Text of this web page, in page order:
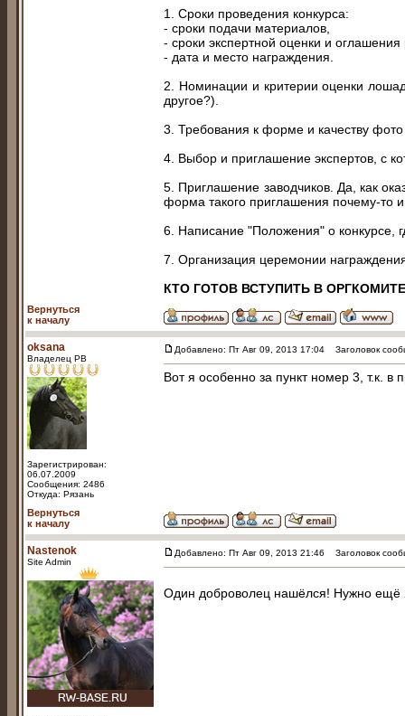
1. Сроки проведения конкурса:
- сроки подачи материалов,
- сроки экспертной оценки и оглашения
- дата и место награждения.
2. Номинации и критерии оценки
другое?).
3. Требования к форме и качеству
4. Выбор и приглашение экспертов, с
5. Приглашение заводчиков. Да, как
форма такого приглашения почему-то
6. Написание "Положения" о конкурсе,
7. Организация церемонии
КТО ГОТОВ ВСТУПИТЬ В
Вернуться
к началу
oksana
Владелец РВ
Зарегистрирован:
06.07.2009
Сообщения: 2486
Откуда: Рязань
Добавлено: Пт Авг 09, 2013 17:04 Заголовок
Вот я особенно за пункт номер 3, т.к.
Вернуться
к началу
Nastenok
Site Admin
Добавлено: Пт Авг 09, 2013 21:46 Заголовок
Один доброволец нашёлся! Нужно ещё